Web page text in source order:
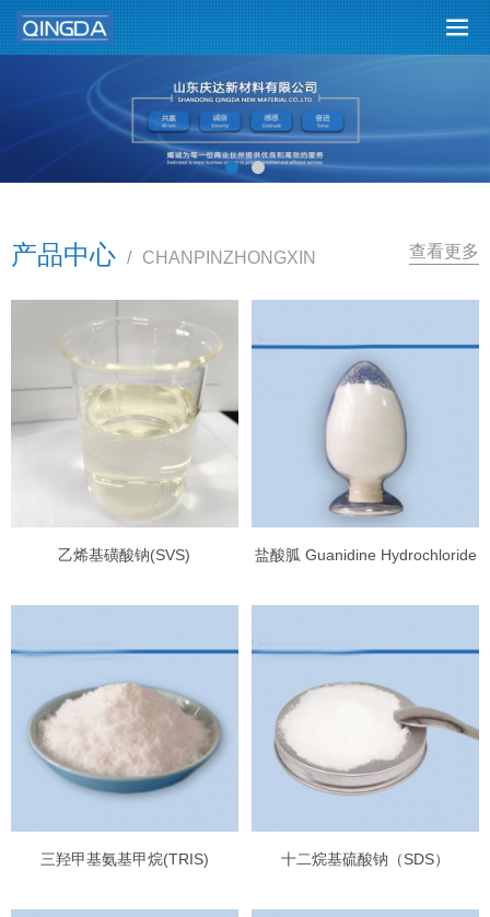
产品中心 / CHANPINZHONGXIN 查看更多
乙烯基磺酸钠(SVS) 盐酸胍 Guanidine Hydrochloride
三羟甲基氨基甲烷(TRIS) 十二烷基硫酸钠（SDS）